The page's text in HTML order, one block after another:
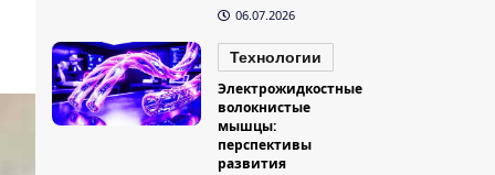
06.07.2026
Технологии
Электрожидкостные
волокнистые
мышцы:
перспективы
развития